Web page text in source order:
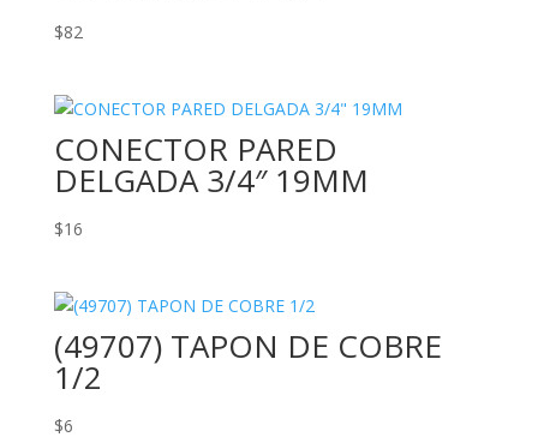
$82
CONECTOR PARED
DELGADA 3/4″ 19MM
$16
(49707) TAPON DE COBRE
1/2
$6